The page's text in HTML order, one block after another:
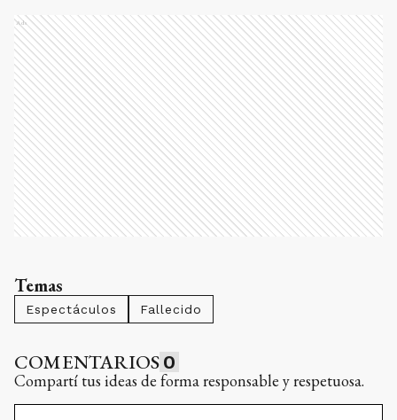
Ads
Temas
Espectáculos Fallecido
COMENTARIOS 0
Compartí tus ideas de forma responsable y respetuosa.